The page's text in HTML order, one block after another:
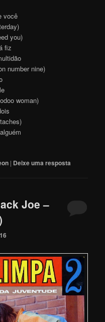
você
you)
fiz
number nine)
woman)
| Deixe uma resposta
Joe –